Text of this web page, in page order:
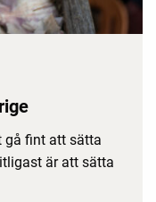
gå fint att sätta
är att sätta